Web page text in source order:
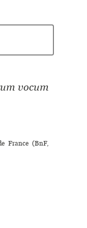
vocum
France (BnF,